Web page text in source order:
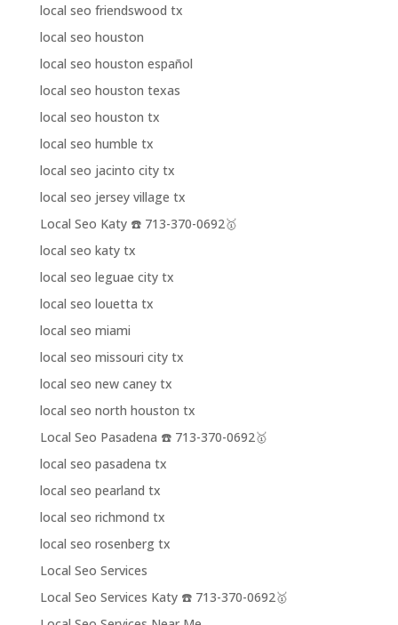
local seo friendswood tx
local seo houston
local seo houston español
local seo houston texas
local seo houston tx
local seo humble tx
local seo jacinto city tx
local seo jersey village tx
Local Seo Katy ☎️ 713-370-0692🥇
local seo katy tx
local seo leguae city tx
local seo louetta tx
local seo miami
local seo missouri city tx
local seo new caney tx
local seo north houston tx
Local Seo Pasadena ☎️ 713-370-0692🥇
local seo pasadena tx
local seo pearland tx
local seo richmond tx
local seo rosenberg tx
Local Seo Services
Local Seo Services Katy ☎️ 713-370-0692🥇